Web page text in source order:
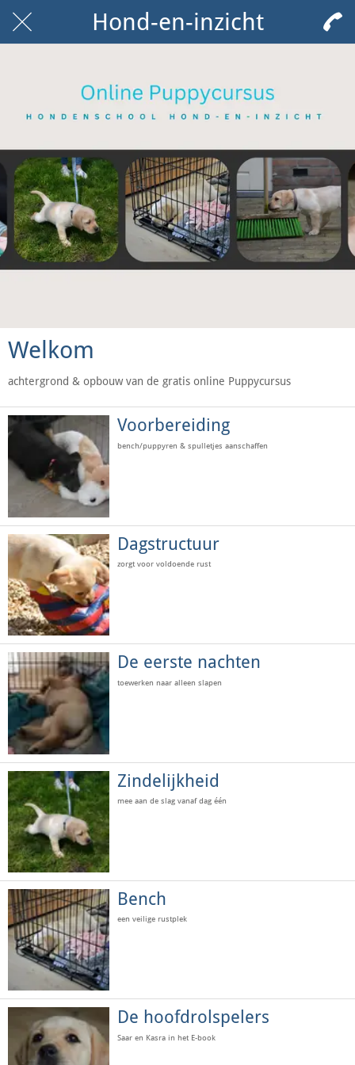
Hond-en-inzicht
Welkom
achtergrond & opbouw van de gratis online Puppycursus
Voorbereiding
bench/puppyren & spulletjes aanschaffen
Dagstructuur
zorgt voor voldoende rust
De eerste nachten
toewerken naar alleen slapen
Zindelijkheid
mee aan de slag vanaf dag één
Bench
een veilige rustplek
De hoofdrolspelers
Saar en Kasra in het E-book